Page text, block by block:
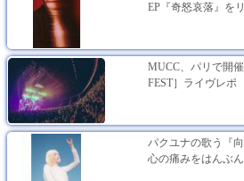
EP『奇怒哀落』を
MUCC、パリで開
FEST］ライヴレポ
パクユナの歌う『
心の痛みをはんぶ